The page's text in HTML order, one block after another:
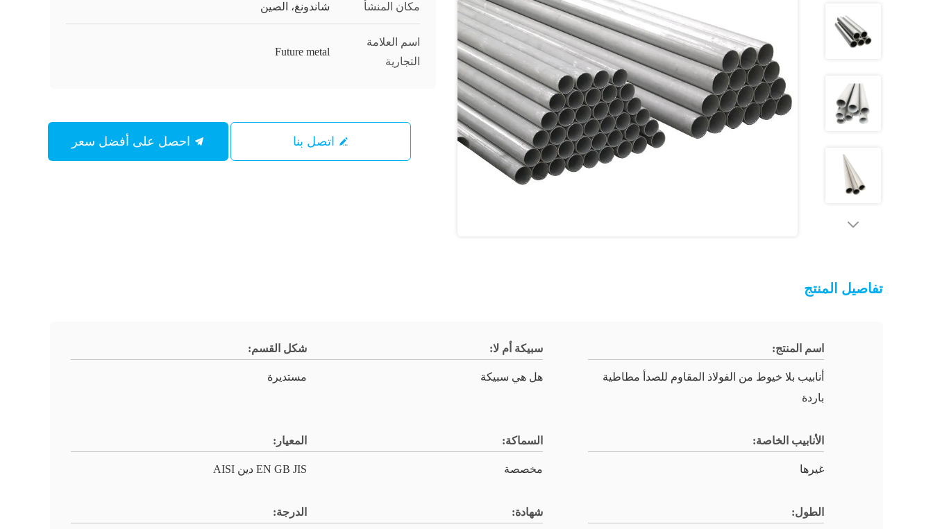
مكان المنشأ شاندونغ، الصين
اسم العلامة
التجارية
Future metal
اتصل بنا
تفاصيل المنتج
اسم المنتج:
أنابيب بلا خيوط من الفولاذ المقاوم للصدأ مطاطية
باردة
سبيكة أم لا:
هل هي سبيكة
شكل القسم:
مستديرة
الأنابيب الخاصة:
غيرها
السماكة:
مخصصة
المعيار:
EN GB JIS دين AISI
الطول: شهادة: الدرجة: